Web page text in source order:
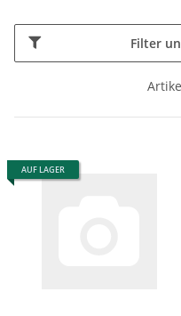
Filter
AUF LAGER